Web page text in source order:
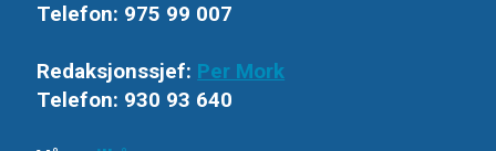
Telefon: 975 99 007
Redaksjonssjef: Per Mork
Telefon: 930 93 640